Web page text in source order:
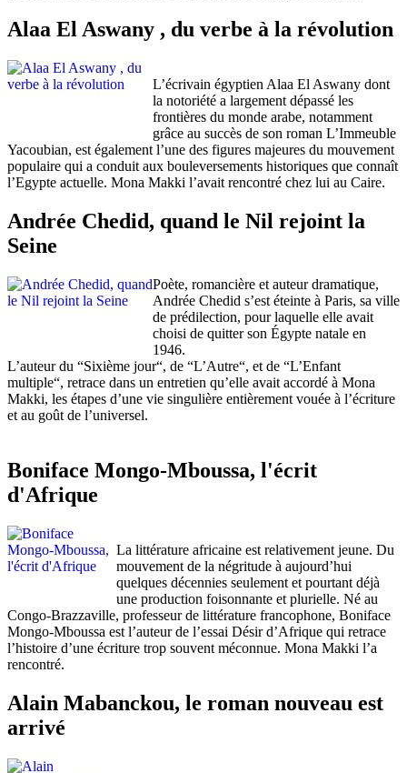
Alaa El Aswany , du verbe à la révolution
L’écrivain égyptien Alaa El Aswany dont
la notoriété a largement dépassé les
frontières du monde arabe, notamment
grâce au succès de son roman L’Immeuble
Yacoubian, est également l’une des figures majeures du mouvement
populaire qui a conduit aux bouleversements historiques que connaît
l’Egypte actuelle. Mona Makki l’avait rencontré chez lui au Caire.
Andrée Chedid, quand le Nil rejoint la
Seine
Poète, romancière et auteur dramatique,
Andrée Chedid s’est éteinte à Paris, sa ville
de prédilection, pour laquelle elle avait
choisi de quitter son Égypte natale en
1946.
L’auteur du “Sixième jour“, de “L’Autre“, et de “L’Enfant
multiple“, retrace dans un entretien qu’elle avait accordé à Mona
Makki, les étapes d’une vie singulière entièrement vouée à l’écriture
et au goût de l’universel.
Boniface Mongo-Mboussa, l'écrit
d'Afrique
La littérature africaine est relativement jeune. Du
mouvement de la négritude à aujourd’hui
quelques décennies seulement et pourtant déjà
une production foisonnante et plurielle. Né au
Congo-Brazzaville, professeur de littérature francophone, Boniface
Mongo-Mboussa est l’auteur de l’essai Désir d’Afrique qui retrace
l’histoire d’une écriture trop souvent méconnue. Mona Makki l’a
rencontré.
Alain Mabanckou, le roman nouveau est
arrivé